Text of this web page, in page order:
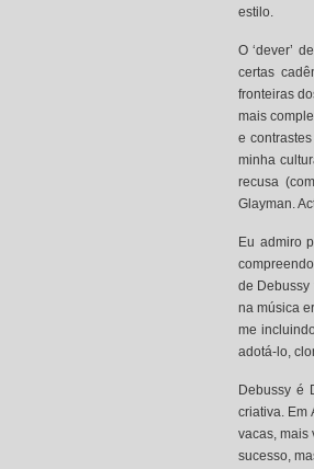
estilo.
O ‘dever’
certas
fronteiras
mais
e
minha
recusa
Glayman.
Eu admiro
de Debussy
na música
me
adotá-lo,
Debussy é
criativa. Em
vacas, mais
sucesso,